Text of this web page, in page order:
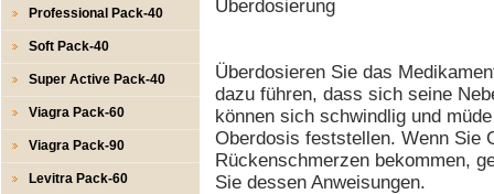
Professional Pack-40
Soft Pack-40
Super Active Pack-40
Viagra Pack-60
Viagra Pack-90
Levitra Pack-60
Überdosierung
Überdosieren Sie das
dazu führen, dass sich seine
können sich schwindlig und
Oberdosis feststellen. Wenn Sie
Rückenschmerzen bekommen,
Sie dessen Anweisungen.